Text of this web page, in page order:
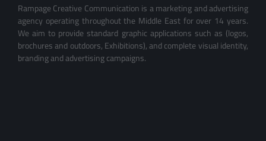
Rampage Creative Communication is a marketing and advertising
agency operating throughout the Middle East for over 14 years.
We aim to provide standard graphic applications such as (logos,
brochures and outdoors, Exhibitions), and complete visual identity,
branding and advertising campaigns.